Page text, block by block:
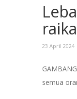
23 April 2024
semua